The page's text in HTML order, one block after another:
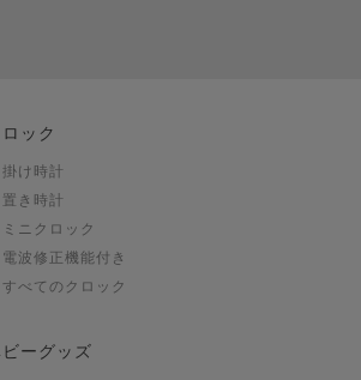
ロック
掛け時計
置き時計
ミニクロック
電波修正機能付き
すべてのクロック
ーグッズ